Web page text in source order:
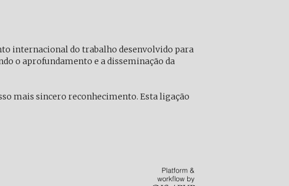
internacional do trabalho desenvolvido para
o aprofundamento e a disseminação da
mais sincero reconhecimento. Esta ligação